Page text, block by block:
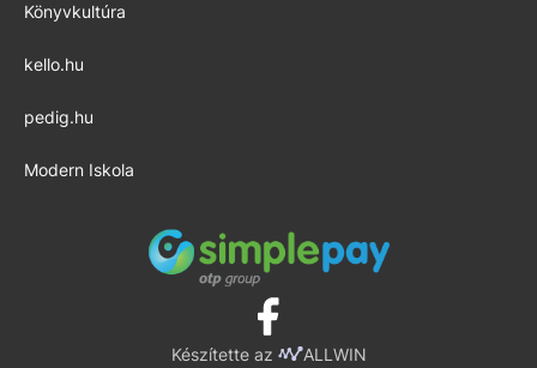
Könyvkultúra
kello.hu
pedig.hu
Modern Iskola
Készítette az ALLWIN